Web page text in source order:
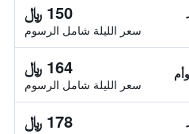
150 ﷼
سعر الليلة شامل الرسوم
164 ﷼
سعر الليلة شامل الرسوم
178 ﷼